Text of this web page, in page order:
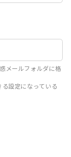
メールフォルダに格
設定になっている